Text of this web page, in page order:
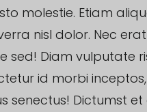
molestie. Etiam
nisl dolor. Nec
sed! Diam vulputate
id morbi
senectus! Dictumst